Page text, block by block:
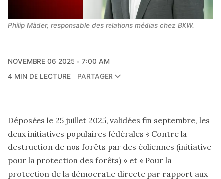
Philip Mäder, responsable des relations médias chez BKW.
NOVEMBRE 06 2025
7:00 AM
4 MIN DE LECTURE
PARTAGER
Déposées le 25 juillet 2025, validées fin septembre, les
deux initiatives populaires fédérales « Contre la
destruction de nos forêts par des éoliennes (initiative
pour la protection des forêts) » et « Pour la
protection de la démocratie directe par rapport aux